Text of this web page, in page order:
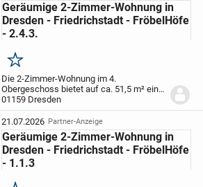
Geräumige 2-Zimmer-Wohnung in
Dresden - Friedrichstadt - FröbelHöfe
- 2.4.3.
Merken
Die 2-Zimmer-Wohnung im 4.
Obergeschoss bietet auf ca. 51,5 m² eine
klare und komfortable Raumaufteilung.
Der großzügige Wohnbereich mit offen
integrierter Küche schafft einen hellen
Lebensmittelpunkt...
01159 Dresden
21.07.2026 Partner-Anzeige
Geräumige 2-Zimmer-Wohnung in
Dresden - Friedrichstadt - FröbelHöfe
- 1.1.3